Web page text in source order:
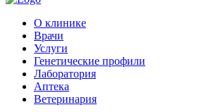
О клинике
Врачи
Услуги
Генетические профили
Лаборатория
Аптека
Ветеринария